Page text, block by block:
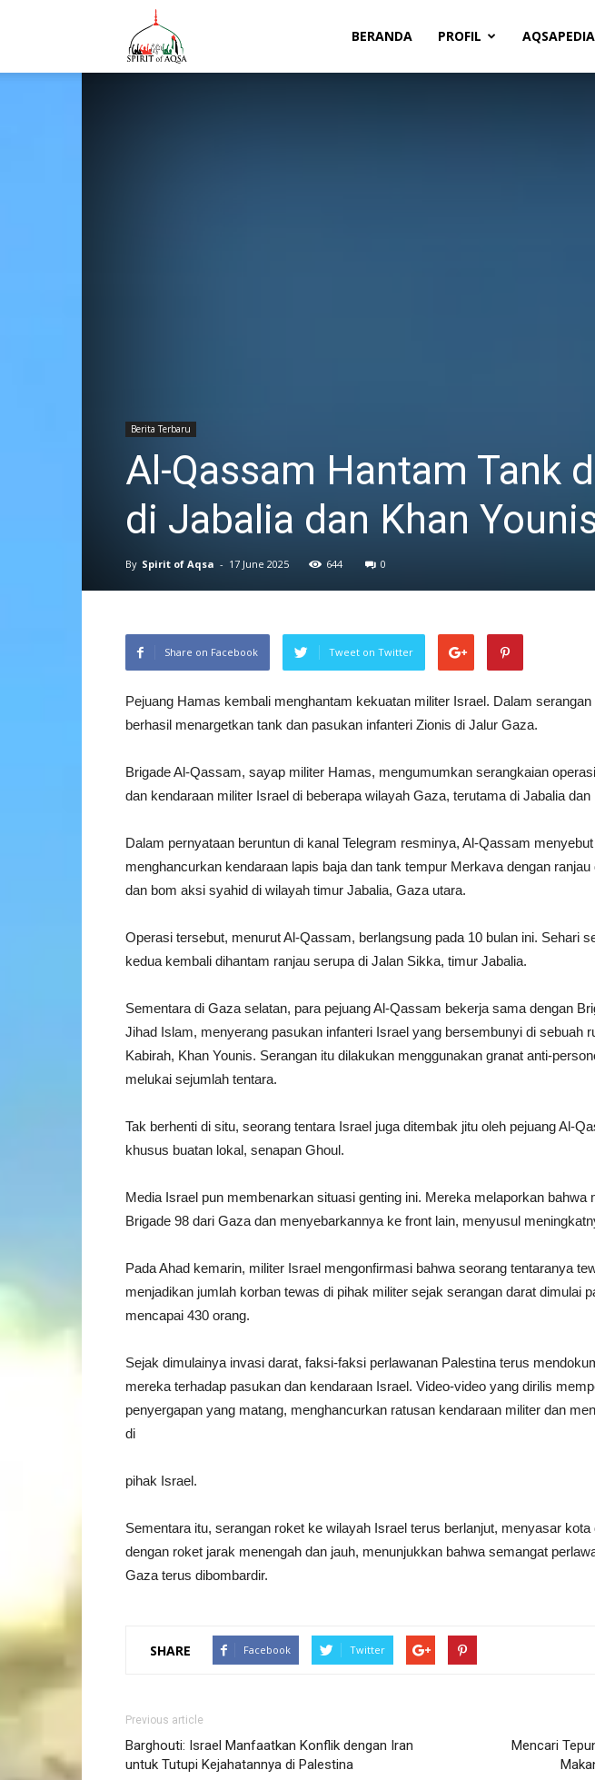
BERANDA PROFIL AQSAPEDIA
Berita Terbaru
Al-Qassam Hantam Tank
di Jabalia dan Khan
By Spirit of Aqsa - 17 June 2025 644 0
Share on Facebook Tweet on Twitter
Pejuang Hamas kembali menghantam kekuatan militer Israel. Dalam
berhasil menargetkan tank dan pasukan infanteri Zionis di Jalur Gaza.
Brigade Al-Qassam, sayap militer Hamas, mengumumkan serangkaian
dan kendaraan militer Israel di beberapa wilayah Gaza, terutama di Jabalia dan
Dalam pernyataan beruntun di kanal Telegram resminya, Al-Qassam
menghancurkan kendaraan lapis baja dan tank tempur Merkava dengan
dan bom aksi syahid di wilayah timur Jabalia, Gaza utara.
Operasi tersebut, menurut Al-Qassam, berlangsung pada 10 bulan ini. Sehari
kedua kembali dihantam ranjau serupa di Jalan Sikka, timur Jabalia.
Sementara di Gaza selatan, para pejuang Al-Qassam bekerja sama dengan
Jihad Islam, menyerang pasukan infanteri Israel yang bersembunyi di sebuah
Kabirah, Khan Younis. Serangan itu dilakukan menggunakan granat anti-
melukai sejumlah tentara.
Tak berhenti di situ, seorang tentara Israel juga ditembak jitu oleh pejuang Al-
khusus buatan lokal, senapan Ghoul.
Media Israel pun membenarkan situasi genting ini. Mereka melaporkan bahwa
Brigade 98 dari Gaza dan menyebarkannya ke front lain, menyusul
Pada Ahad kemarin, militer Israel mengonfirmasi bahwa seorang tentaranya
menjadikan jumlah korban tewas di pihak militer sejak serangan darat dimulai
mencapai 430 orang.
Sejak dimulainya invasi darat, faksi-faksi perlawanan Palestina terus
mereka terhadap pasukan dan kendaraan Israel. Video-video yang dirilis
penyergapan yang matang, menghancurkan ratusan kendaraan militer dan
di
pihak Israel.
Sementara itu, serangan roket ke wilayah Israel terus berlanjut, menyasar
dengan roket jarak menengah dan jauh, menunjukkan bahwa semangat
Gaza terus dibombardir.
SHARE Facebook Twitter
Previous article
Barghouti: Israel Manfaatkan Konflik dengan Iran
untuk Tutupi Kejahatannya di Palestina
Mencari